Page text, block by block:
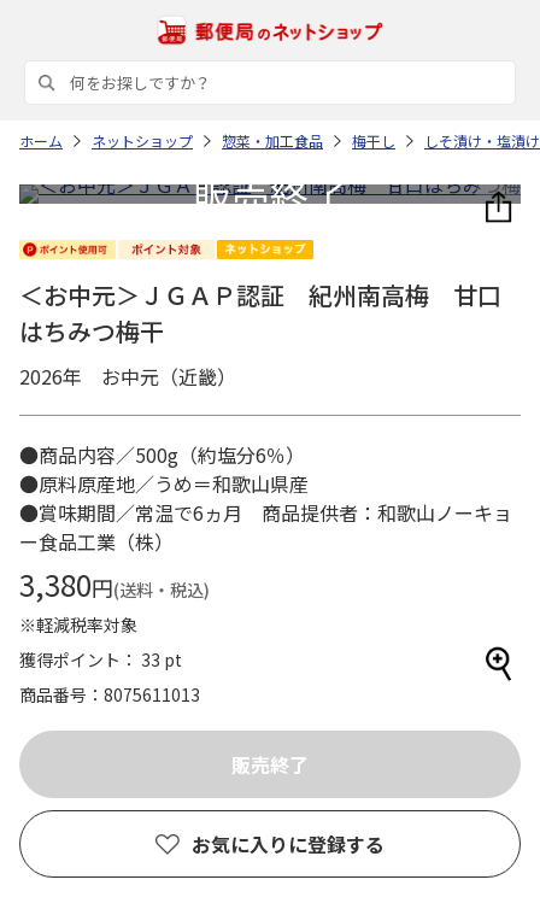
ホーム ネットショップ 惣菜・加工食品 梅干し しそ漬け・塩漬
＜お中元＞ＪＧＡＰ認証 紀州南高梅 甘口
はちみつ梅干
2026年 お中元（近畿）
●商品内容／500g（約塩分6％）
●原料原産地／うめ＝和歌山県産
●賞味期間／常温で6ヵ月 商品提供者：和歌山ノーキョ
ー食品工業（株）
3,380円(送料・税込)
※軽減税率対象
獲得ポイント： 33 pt
商品番号
8075611013
お気に入りに登録する